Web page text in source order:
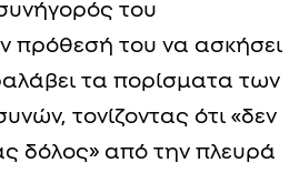
του
πρόθεσή του να ασκήσει
τα πορίσματα των
τονίζοντας ότι «δεν
δόλος» από την πλευρά